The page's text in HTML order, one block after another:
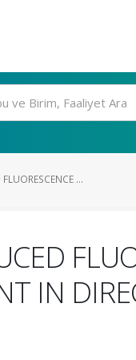
...
IN